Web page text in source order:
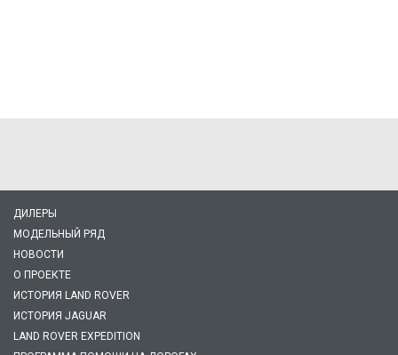
ДИЛЕРЫ
МОДЕЛЬНЫЙ РЯД
НОВОСТИ
О ПРОЕКТЕ
ИСТОРИЯ LAND ROVER
ИСТОРИЯ JAGUAR
LAND ROVER EXPEDITION